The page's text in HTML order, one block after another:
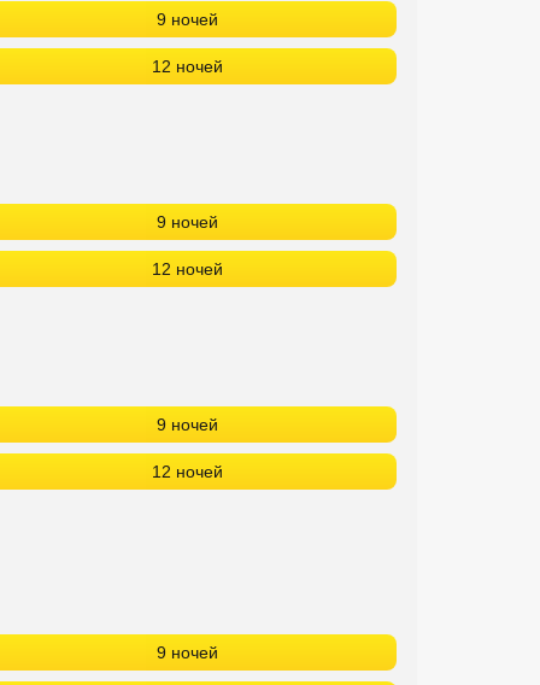
9 ночей
12 ночей
9 ночей
12 ночей
9 ночей
12 ночей
9 ночей